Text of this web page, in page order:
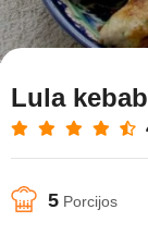
Lula
5 Porcijos